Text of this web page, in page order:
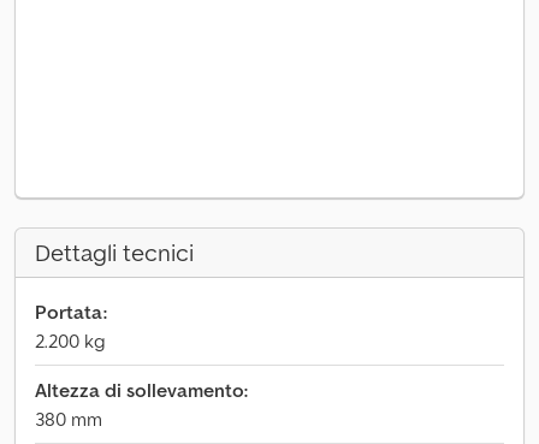
Dettagli tecnici
Portata:
2.200 kg
Altezza di sollevamento:
380 mm